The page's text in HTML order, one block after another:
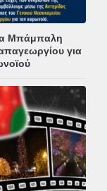
Μπάμπαλη
για